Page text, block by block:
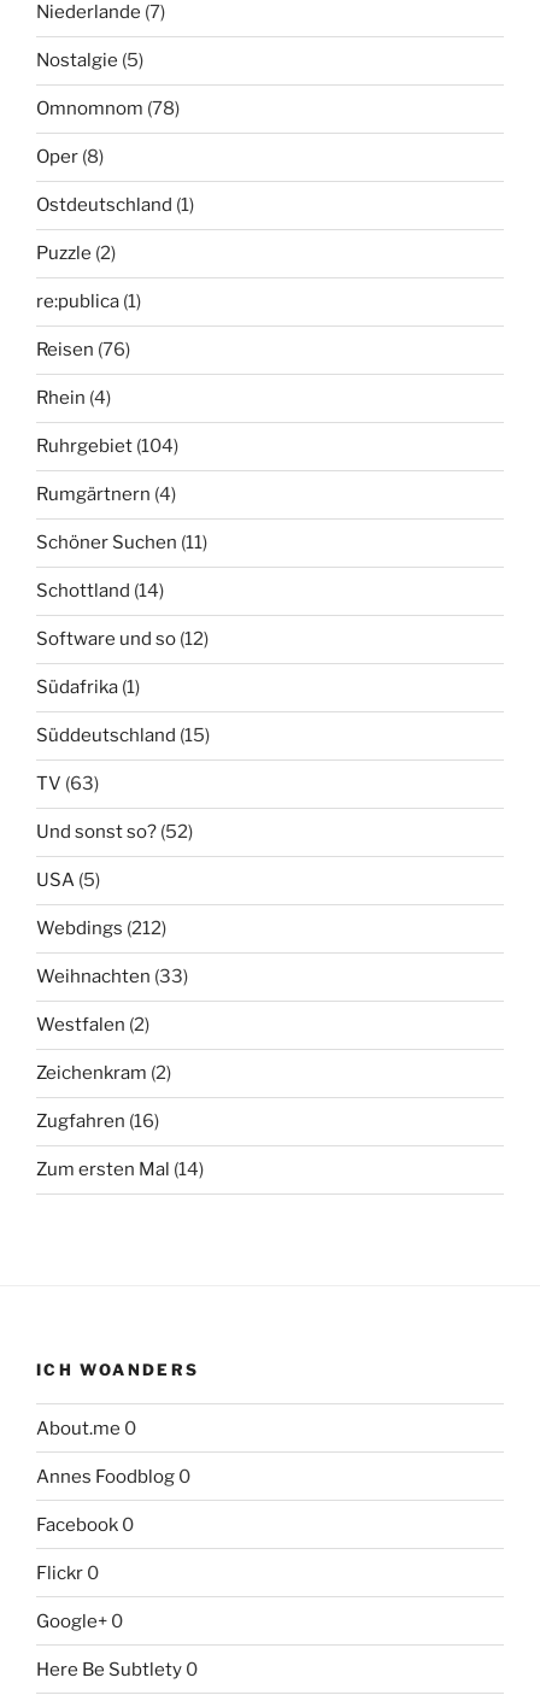
Niederlande (7)
Nostalgie (5)
Omnomnom (78)
Oper (8)
Ostdeutschland (1)
Puzzle (2)
re:publica (1)
Reisen (76)
Rhein (4)
Ruhrgebiet (104)
Rumgärtnern (4)
Schöner Suchen (11)
Schottland (14)
Software und so (12)
Südafrika (1)
Süddeutschland (15)
TV (63)
Und sonst so? (52)
USA (5)
Webdings (212)
Weihnachten (33)
Westfalen (2)
Zeichenkram (2)
Zugfahren (16)
Zum ersten Mal (14)
ICH WOANDERS
About.me 0
Annes Foodblog 0
Facebook 0
Flickr 0
Google+ 0
Here Be Subtlety 0